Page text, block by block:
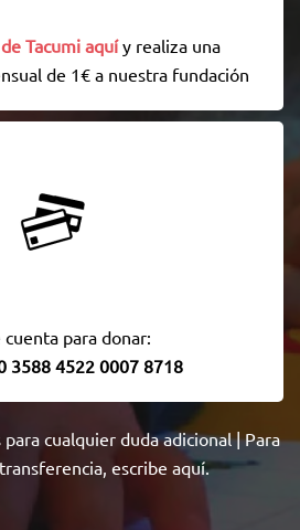
Tacumi aquí y realiza una
de 1€ a nuestra fundación
cuenta para donar:
3588 4522 0007 8718
para cualquier duda adicional | Para
escribe aquí.